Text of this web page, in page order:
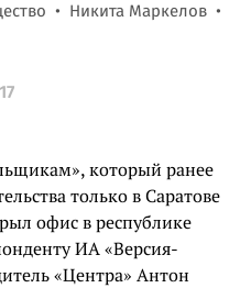
Никита Маркелов
который ранее
только в Саратове
офис в республике
ИА «Версия-
«Центра» Антон